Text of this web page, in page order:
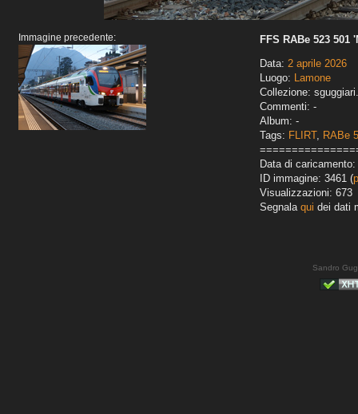
Immagine precedente:
FFS RABe 523 501
Data: 2 aprile 2026
Luogo: Lamone
Collezione:
Commenti: -
Album: -
Tags: FLIRT, RABe
Data di
ID immagine: 3461 (
Visualizzazioni: 673
Segnala qui dei dati
Sandro